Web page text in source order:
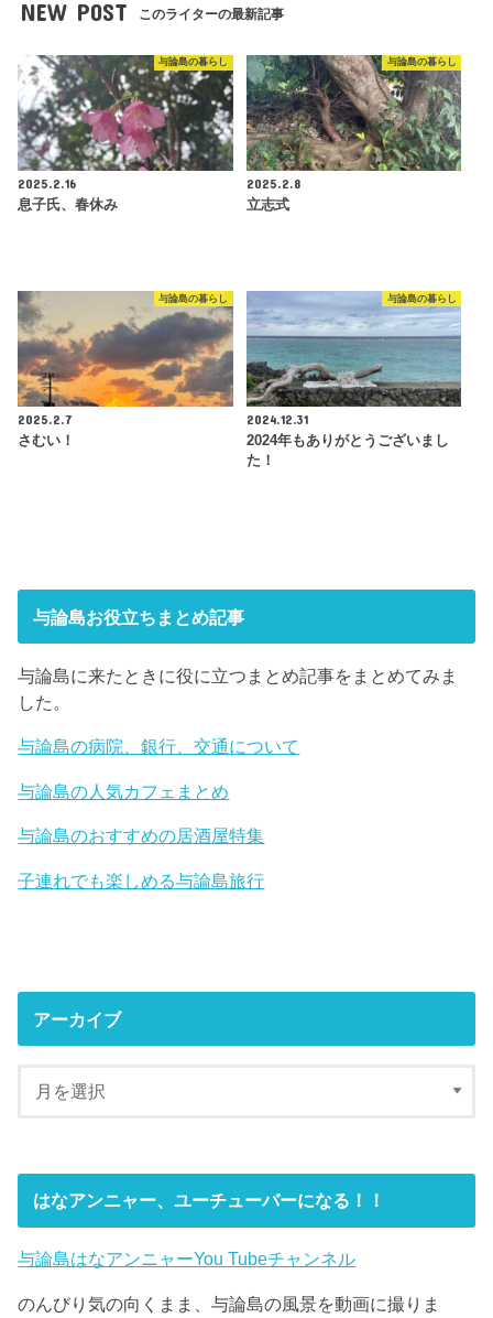
NEW POST このライターの最新記事
与論島の暮らし
2025.2.16
息子氏、春休み
与論島の暮らし
2025.2.8
立志式
与論島の暮らし
2025.2.7
さむい！
与論島の暮らし
2024.12.31
2024年もありがとうございまし
た！
与論島お役立ちまとめ記事
与論島に来たときに役に立つまとめ記事をまとめてみま
した。
与論島の病院、銀行、交通について
与論島の人気カフェまとめ
与論島のおすすめの居酒屋特集
子連れでも楽しめる与論島旅行
アーカイブ
はなアンニャー、ユーチューバーになる！！
与論島はなアンニャーYou Tubeチャンネル
のんびり気の向くまま、与論島の風景を動画に撮りま